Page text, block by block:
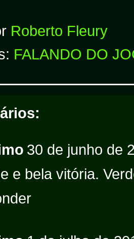
Roberto Fleury
FALANDO DO
30 de junho de
e bela vitória.